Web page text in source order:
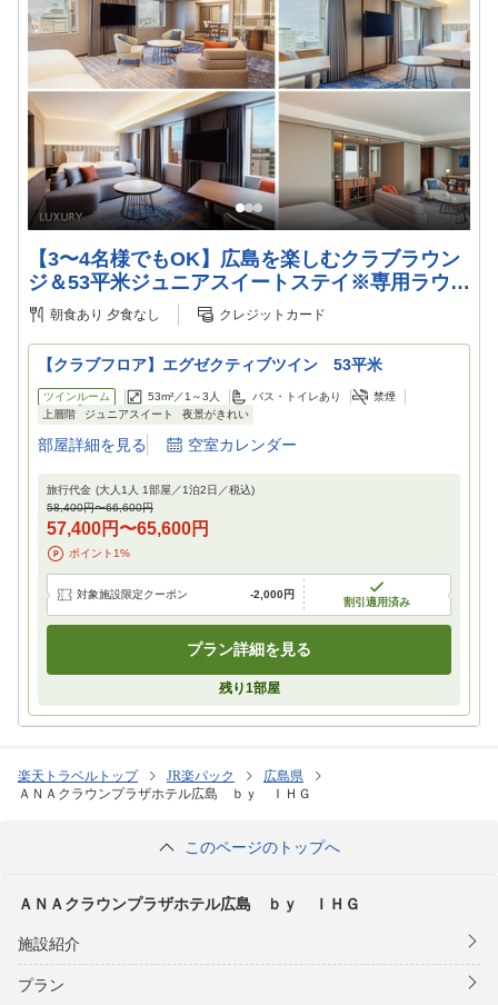
【3〜4名様でもOK】広島を楽しむクラブラウン
ジ＆53平米ジュニアスイートステイ※専用ラウン
ジ利用可
朝食あり 夕食なし クレジットカード
【クラブフロア】エグゼクティブツイン 53平米
ツインルーム 53m²／1～3 人 バス・トイレあり
禁煙
上層階
ジュニアスイート 夜景がきれい
部屋詳細を見る 空室カレンダー
旅行代金 (大人1人 1部屋／1泊2日／税込)
58,400円〜66,600円
57,400円 〜65,600円
ポイント1%
対象施設限定クーポン -2,000円
割引適用済み
プラン詳細を見る
残り1部屋
楽天トラベルトップ JR楽パック
広島県
ＡＮＡクラウンプラザホテル広島 ｂｙ ＩＨＧ
このページのトップへ
ＡＮＡクラウンプラザホテル広島 ｂｙ ＩＨＧ
施設紹介
プラン